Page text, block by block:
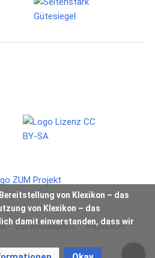
von Klexikon – das
von Klexikon – das
damit einverstanden, dass wir
– das Kinderlexikon Impressum